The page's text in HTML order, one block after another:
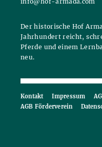
Der historische Hof
Jahrhundert reicht,
Pferde und einem
neu.
Kontakt Impressum
AGB Förderverein